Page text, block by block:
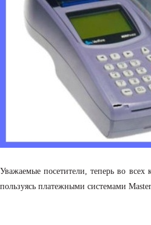
Уважаемые посетители, теперь во
пользуясь платежными системами